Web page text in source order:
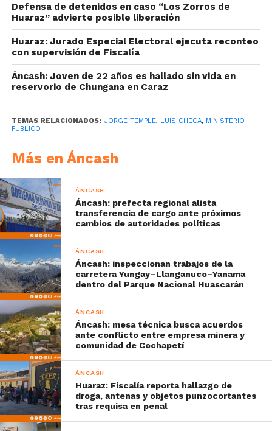
Defensa de detenidos en caso “Los Zorros de
Huaraz” advierte posible liberación
Huaraz: Jurado Especial Electoral ejecuta reconteo
con supervisión de Fiscalía
Áncash: Joven de 22 años es hallado sin vida en
reservorio de Chungana en Caraz
TEMAS RELACIONADOS: JORGE TEMPLE, LUIS CHECA, MINISTERIO
PUBLICO
Más en Áncash
ÁNCASH
Áncash: prefecta regional alista
transferencia de cargo ante próximos
cambios de autoridades políticas
ÁNCASH
Áncash: inspeccionan trabajos de la
carretera Yungay–Llanganuco–Yanama
dentro del Parque Nacional Huascarán
ÁNCASH
Áncash: mesa técnica busca acuerdos
ante conflicto entre empresa minera y
comunidad de Cochapetí
ÁNCASH
Huaraz: Fiscalía reporta hallazgo de
droga, antenas y objetos punzocortantes
tras requisa en penal